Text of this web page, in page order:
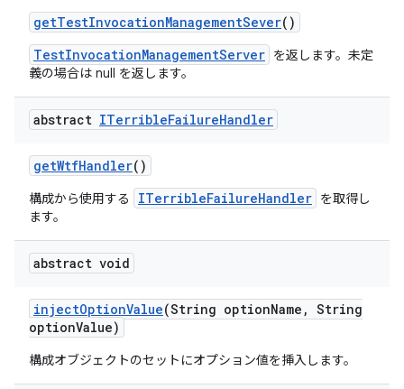
getTestInvocationManagementSever()
TestInvocationManagementServer を返します。未定
義の場合は null を返します。
abstract ITerribleFailureHandler
getWtfHandler()
構成から使用する ITerribleFailureHandler を取得し
ます。
abstract void
injectOptionValue(String optionName , String
optionValue)
構成オブジェクトのセットにオプション値を挿入します。